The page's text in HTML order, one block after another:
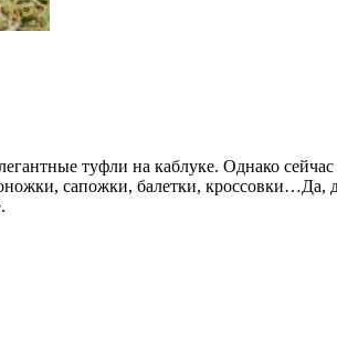
туфли на каблуке. Однако
сапожки, балетки,